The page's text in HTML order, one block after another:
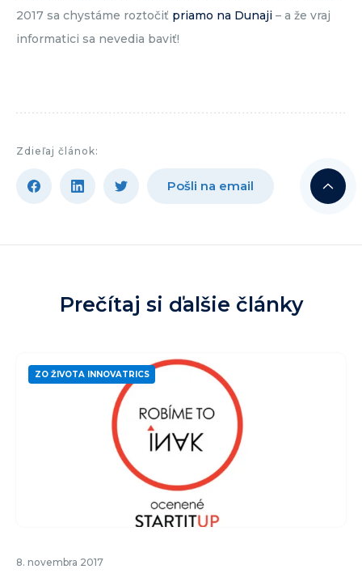
2017 sa chystáme roztočiť priamo na Dunaji – a že vraj
informatici sa nevedia baviť!
Zdieľaj článok:
Pošli na email
Prečítaj si ďalšie články
ZO ŽIVOTA INNOVATRICS
8. novembra 2017